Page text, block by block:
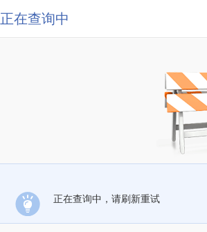
正在查询中
正在查询中，请刷新重试